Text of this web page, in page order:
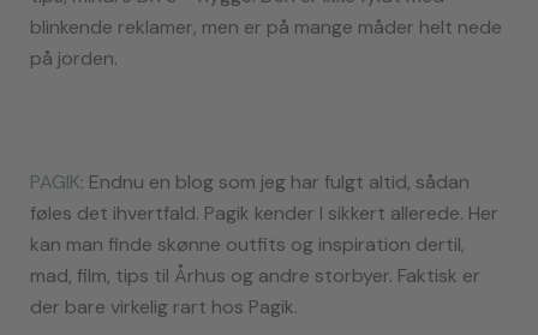
blinkende reklamer, men er på mange måder helt nede
på jorden.
PAGIK: Endnu en blog som jeg har fulgt altid, sådan
føles det ihvertfald. Pagik kender I sikkert allerede. Her
kan man finde skønne outfits og inspiration dertil,
mad, film, tips til Århus og andre storbyer. Faktisk er
der bare virkelig rart hos Pagik.